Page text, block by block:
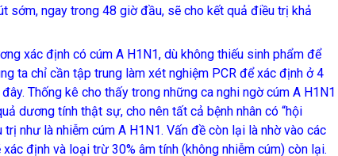
sớm, ngay trong 48 giờ đầu, sẽ cho kết quả điều trị khả
xác định có cúm A H1N1, dù không thiếu sinh phẩm để
ta chỉ cần tập trung làm xét nghiệm PCR để xác định ở 4
Thống kê cho thấy trong những ca nghi ngờ cúm A H1N1
dương tính thật sự, cho nên tất cả bệnh nhân có “hội
như là nhiễm cúm A H1N1. Vấn đề còn lại là nhờ vào các
định và loại trừ 30% âm tính (không nhiễm cúm) còn lại.